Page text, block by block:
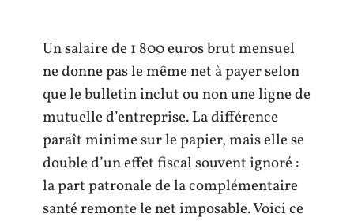
Un salaire de 1 800 euros brut mensuel
ne donne pas le même net à payer selon
que le bulletin inclut ou non une ligne de
mutuelle d’entreprise. La différence
paraît minime sur le papier, mais elle se
double d’un effet fiscal souvent ignoré :
la part patronale de la complémentaire
santé remonte le net imposable. Voici ce